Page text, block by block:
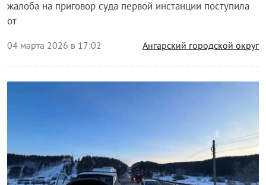
жалоба на приговор суда первой инстанции поступила
от
04 марта 2026 в 17:02 Ангарский городской округ